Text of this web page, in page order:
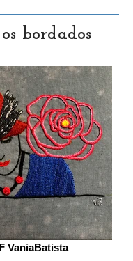
bordados
VaniaBatista